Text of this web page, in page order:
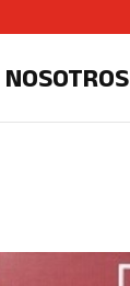
NOSOTROS